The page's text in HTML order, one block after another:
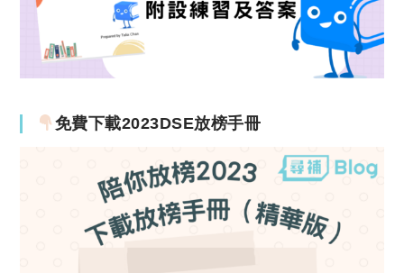
免費下載2023DSE放榜手冊